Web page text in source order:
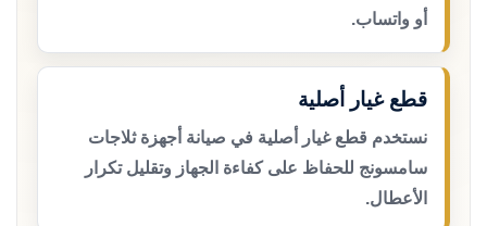
أو واتساب.
قطع غيار أصلية
نستخدم قطع غيار أصلية في صيانة أجهزة ثلاجات
سامسونج للحفاظ على كفاءة الجهاز وتقليل تكرار
الأعطال.